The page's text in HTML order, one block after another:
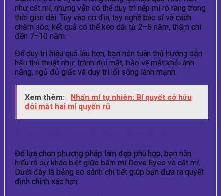
như cắt mí, nhưng vẫn có thể duy trì nếp mí rõ ràng trong
thời gian dài. Tùy vào cơ địa, tay nghề bác sĩ và cách
chăm sóc, kết quả có thể kéo dài từ 2–5 năm, thậm chí
đến 7–10 năm.
Để duy trì hiệu quả lâu hơn, bạn nên tuân thủ hướng dẫn
hậu thủ thuật như: tránh dụi mắt, bảo vệ mắt khỏi ánh
nắng, ngủ đủ giấc và duy trì lối sống lành mạnh.
Xem thêm:
Nhấn mí tự nhiên: Bí quyết sở hữu
đôi mắt hai mí quyến rũ
Để lựa chọn phương pháp làm đẹp phù hợp, bạn nên
hiểu rõ sự khác biệt giữa bấm mí Dove Eyes và cắt mí.
Dưới đây là bảng so sánh chi tiết giúp bạn đưa ra quyết
định chính xác hơn: